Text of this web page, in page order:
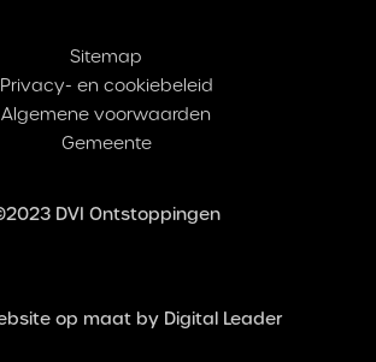
DVI Ontstoppingen
Sitemap
Privacy- en cookiebeleid
Algemene voorwaarden
Gemeente
op maat by Digital Leader